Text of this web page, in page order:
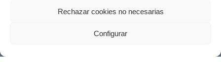
Rechazar cookies no necesarias
Configurar
Copyright © 2022 RR. Pureza de María